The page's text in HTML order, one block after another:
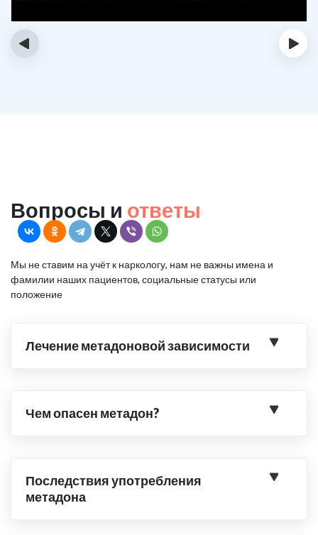
‹ ›
Вопросы и ответы
Мы не ставим на учёт к наркологу, нам не важны имена и
фамилии наших пациентов, социальные статусы или
положение
Лечение метадоновой зависимости
Чем опасен метадон?
Последствия употребления
метадона